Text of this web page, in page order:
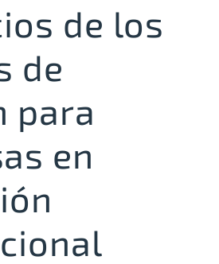
de los
de
para
en